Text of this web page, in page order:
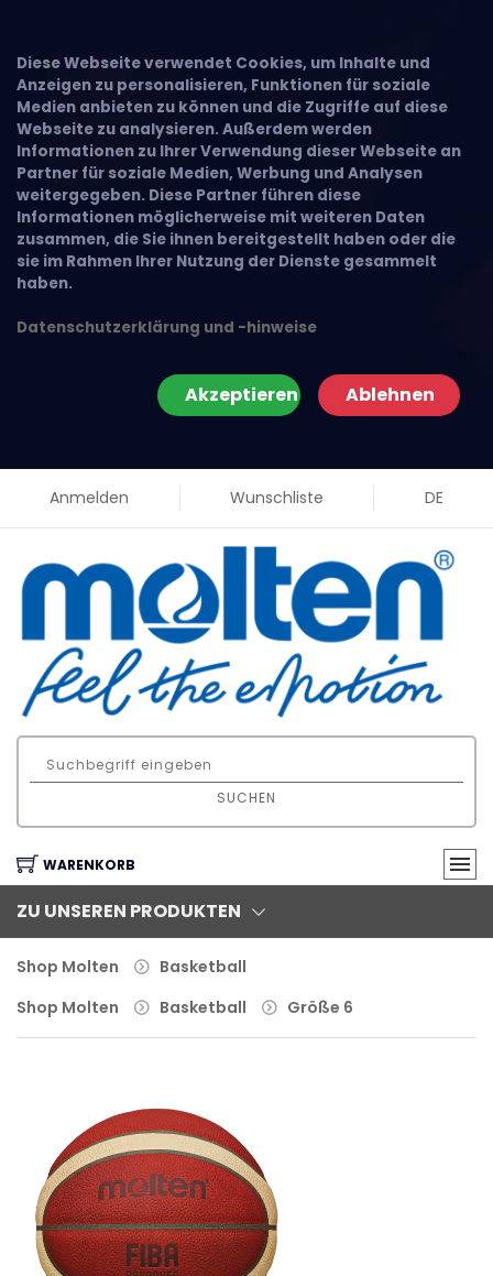
Diese Webseite verwendet Cookies, um Inhalte und
Anzeigen zu personalisieren, Funktionen für soziale
Medien anbieten zu können und die Zugriffe auf diese
Webseite zu analysieren. Außerdem werden
Informationen zu Ihrer Verwendung dieser Webseite an
Partner für soziale Medien, Werbung und Analysen
weitergegeben. Diese Partner führen diese
Informationen möglicherweise mit weiteren Daten
zusammen, die Sie ihnen bereitgestellt haben oder die
sie im Rahmen Ihrer Nutzung der Dienste gesammelt
haben.
Datenschutzerklärung und -hinweise
Ablehnen
Akzeptieren
Anmelden Wunschliste DE
SUCHEN
WARENKORB
ZU UNSEREN PRODUKTEN
Shop Molten
Basketball
Shop Molten
Basketball Größe 6